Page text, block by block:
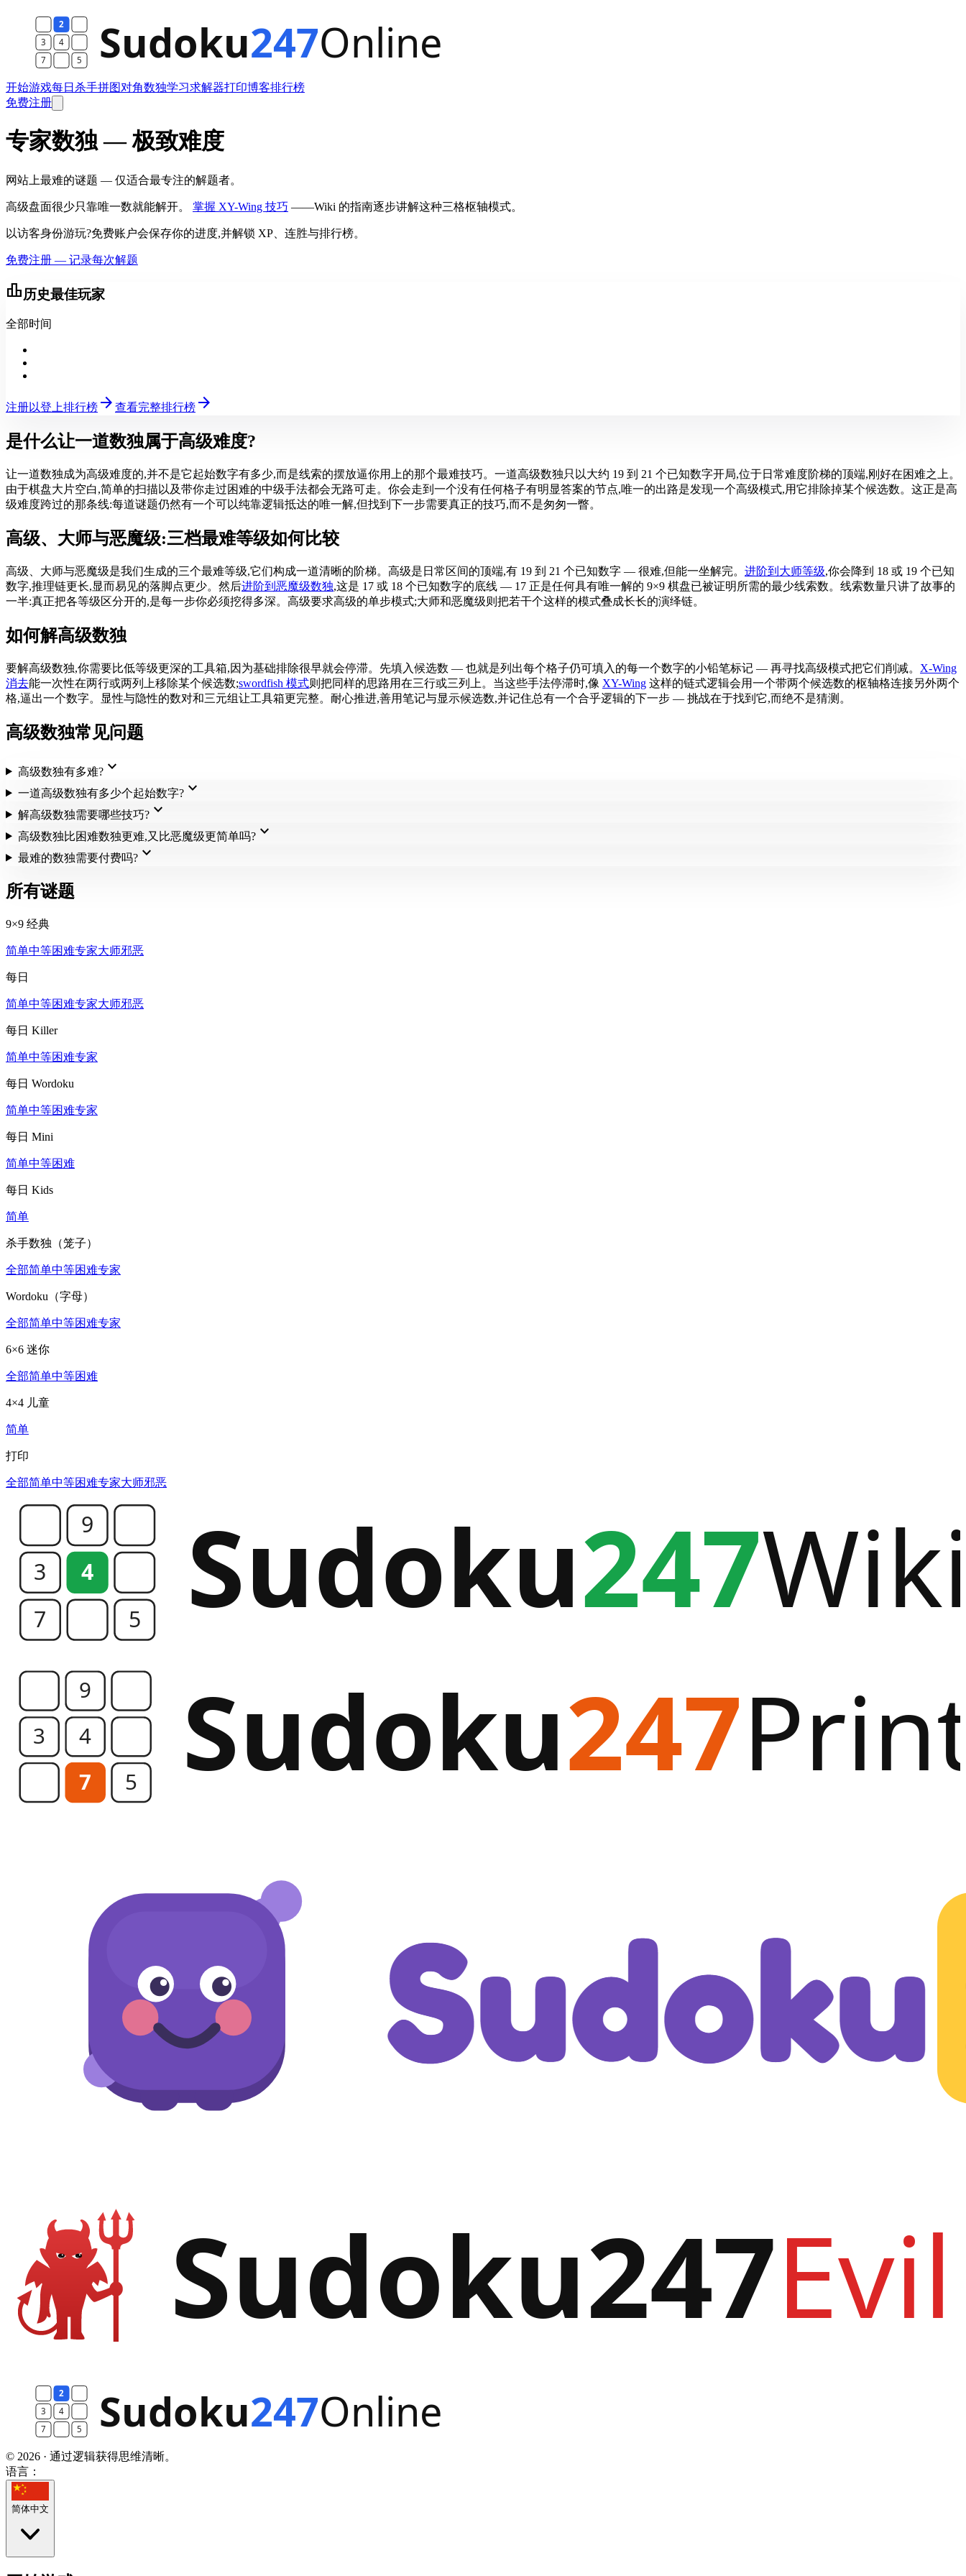
开始游戏每日 杀手拼图对角数独学习求解器打印博客排行榜
免费注册
专家数独 — 极致难度
网站上最难的谜题 — 仅适合最专注的解题者。
高级盘面很少只靠唯一数就能解开。 掌握 XY-Wing 技巧 ——Wiki 的指南逐步讲解这种三格枢轴模式。
以访客身份游玩?免费账户会保存你的进度,并解锁 XP、连胜与排行榜。
免费注册 — 记录每次解题
leaderboard历史最佳玩家
全部时间
注册以登上排行榜 arrow_forward 查看完整排行榜 arrow_forward
是什么让一道数独属于高级难度?
让一道数独成为高级难度的,并不是它起始数字有多少,而是线索的摆放逼你用上的那个最难技巧。一道高级数独只以大约 19 到 21 个已知数字开局,位于日常难度阶梯的顶端,刚好在困难之上。
由于棋盘大片空白,简单的扫描以及带你走过困难的中级手法都会无路可走。你会走到一个没有任何格子有明显答案的节点,唯一的出路是发现一个高级模式,用它排除掉某个候选数。这正是高
级难度跨过的那条线:每道谜题仍然有一个可以纯靠逻辑抵达的唯一解,但找到下一步需要真正的技巧,而不是匆匆一瞥。
高级、大师与恶魔级:三档最难等级如何比较
高级、大师与恶魔级是我们生成的三个最难等级,它们构成一道清晰的阶梯。高级是日常区间的顶端,有 19 到 21 个已知数字 — 很难,但能一坐解完。 进阶到大师等级,你会降到 18 或 19 个已知
数字,推理链更长,显而易见的落脚点更少。然后进阶到恶魔级数独,这是 17 或 18 个已知数字的底线 — 17 正是任何具有唯一解的 9×9 棋盘已被证明所需的最少线索数。线索数量只讲了故事的
一半:真正把各等级区分开的,是每一步你必须挖得多深。高级要求高级的单步模式;大师和恶魔级则把若干个这样的模式叠成长长的演绎链。
如何解高级数独
要解高级数独,你需要比低等级更深的工具箱,因为基础排除很早就会停滞。先填入候选数 — 也就是列出每个格子仍可填入的每一个数字的小铅笔标记 — 再寻找高级模式把它们削减。 X-Wing
消去能一次性在两行或两列上移除某个候选数;swordfish 模式则把同样的思路用在三行或三列上。当这些手法停滞时,像 XY-Wing 这样的链式逻辑会用一个带两个候选数的枢轴格连接另外两个
格,逼出一个数字。显性与隐性的数对和三元组让工具箱更完整。耐心推进,善用笔记与显示候选数,并记住总有一个合乎逻辑的下一步 — 挑战在于找到它,而绝不是猜测。
高级数独常见问题
高级数独有多难?expand_more
一道高级数独有多少个起始数字?expand_more
解高级数独需要哪些技巧?expand_more
高级数独比困难数独更难,又比恶魔级更简单吗?expand_more
最难的数独需要付费吗?expand_more
所有谜题
9×9 经典
简单中等困难专家大师邪恶
每日
简单中等困难专家大师邪恶
每日 Killer
简单中等困难专家
每日 Wordoku
简单中等困难专家
每日 Mini
简单中等困难
每日 Kids
简单
杀手数独（笼子）
全部简单中等困难专家
Wordoku（字母）
全部简单中等困难专家
6×6 迷你
全部简单中等困难
4×4 儿童
简单
打印
全部简单中等困难专家大师邪恶
© 2026 · 通过逻辑获得思维清晰。
语言：
简体中文